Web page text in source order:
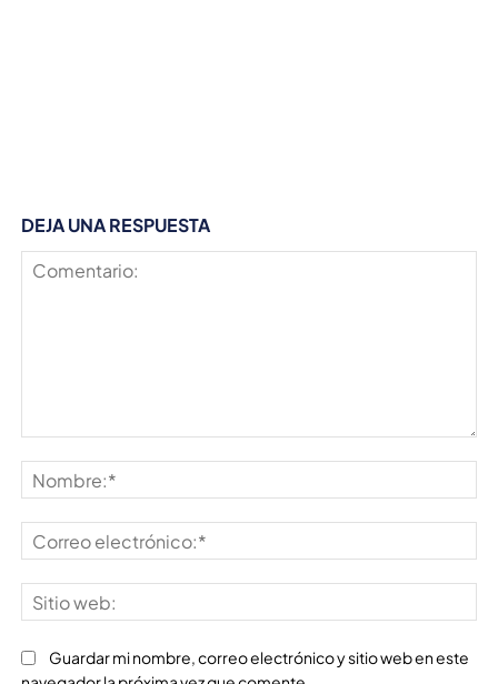
DEJA UNA RESPUESTA
Guardar mi nombre, correo electrónico y sitio web en este